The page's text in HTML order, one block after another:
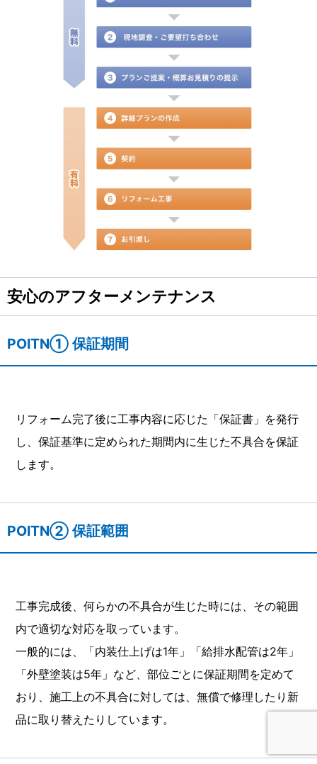
安心のアフターメンテナンス
POITN① 保証期間
リフォーム完了後に工事内容に応じた「保証書」を発行
し、保証基準に定められた期間内に生じた不具合を保証
します。
POITN② 保証範囲
工事完成後、何らかの不具合が生じた時には、その範囲
内で適切な対応を取っています。
一般的には、「内装仕上げは1年」「給排水配管は2年」
「外壁塗装は5年」など、部位ごとに保証期間を定めて
おり、施工上の不具合に対しては、無償で修理したり新
品に取り替えたりしています。